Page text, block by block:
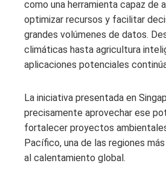
como una herramienta capaz de
optimizar recursos y facilitar
grandes volúmenes de datos.
climáticas hasta agricultura
aplicaciones potenciales
La iniciativa presentada en
precisamente aprovechar ese
fortalecer proyectos
Pacífico, una de las regiones
al calentamiento global.